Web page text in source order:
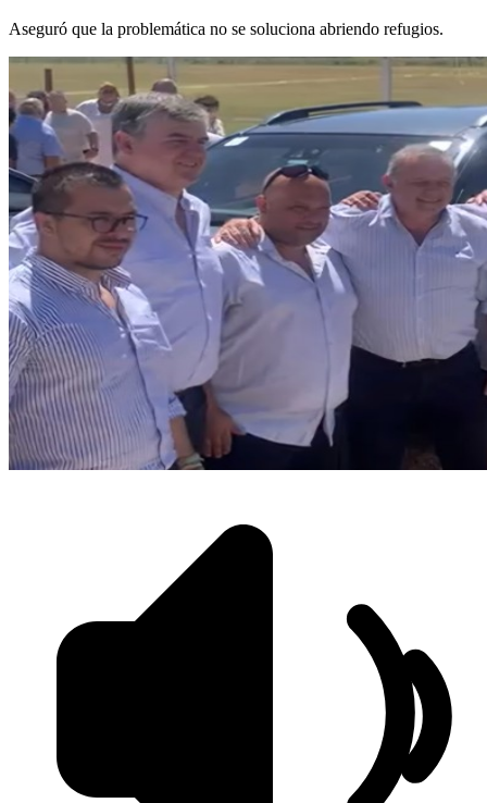
Aseguró que la problemática no se soluciona abriendo refugios.